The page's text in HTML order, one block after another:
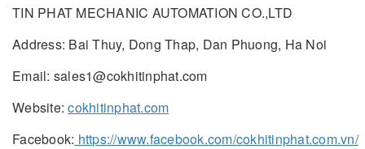
TIN PHAT MECHANIC AUTOMATION CO.,LTD
Address: Bai Thuy, Dong Thap, Dan Phuong, Ha Noi
Email: sales1@cokhitinphat.com
Website:cokhitinphat.com
Facebook: https://www.facebook.com/cokhitinphat.com.vn/